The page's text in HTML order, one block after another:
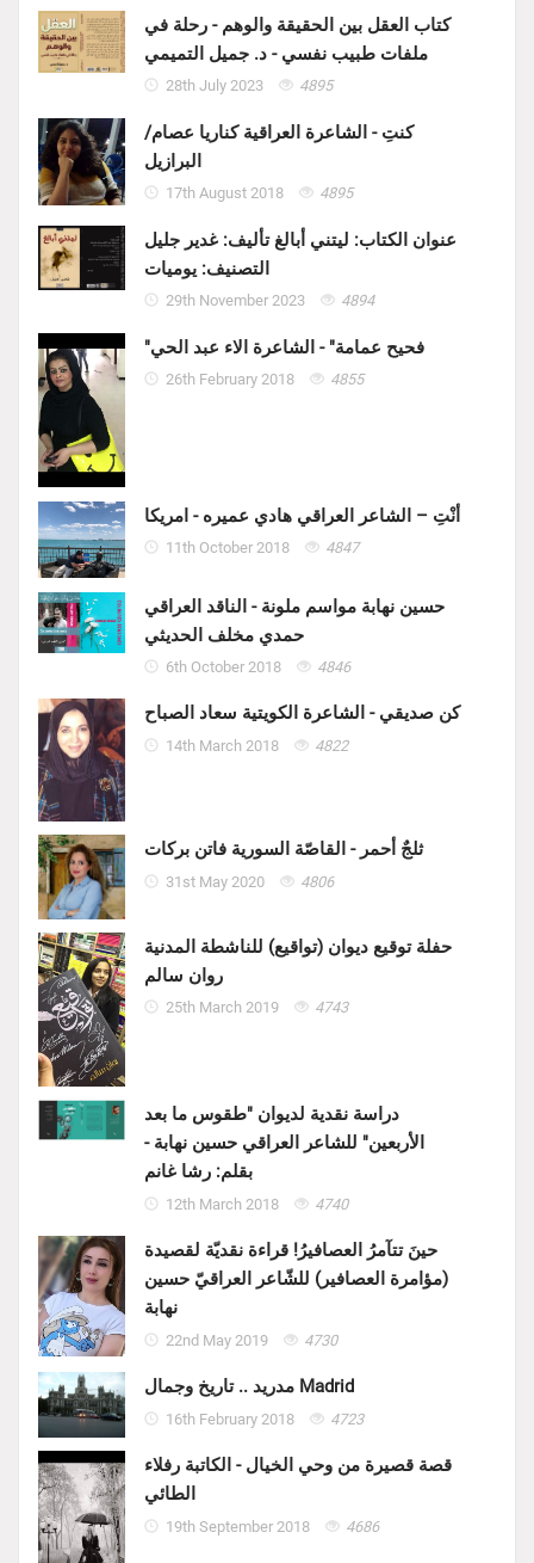
كتاب العقل بين الحقيقة والوهم - رحلة في
ملفات طبيب نفسي - د. جميل التميمي
28th July 2023 4895
كنتِ - الشاعرة العراقية كناريا عصام/
البرازيل
17th August 2018 4895
عنوان الكتاب: ليتني أبالغ تأليف: غدير جليل
التصنيف: يوميات
29th November 2023 4894
"فحيح عمامة" - الشاعرة الاء عبد الحي
26th February 2018 4855
أنْتِ – الشاعر العراقي هادي عميره - امريكا
11th October 2018 4847
حسين نهابة مواسم ملونة - الناقد العراقي
حمدي مخلف الحديثي
6th October 2018 4846
كن صديقي - الشاعرة الكويتية سعاد الصباح
14th March 2018 4822
ثلجٌ أحمر - القاصّة السورية فاتن بركات
31st May 2020 4806
حفلة توقيع ديوان (تواقيع) للناشطة المدنية
روان سالم
25th March 2019 4743
دراسة نقدية لديوان "طقوس ما بعد
الأربعين" للشاعر العراقي حسين نهابة -
بقلم: رشا غانم
12th March 2018 4740
حينَ تتآمرُ العصافيرُ! قراءة نقديّة لقصيدة
(مؤامرة العصافير) للشّاعر العراقيّ حسين
نهابة
22nd May 2019 4730
مدريد .. تاريخ وجمال Madrid
16th February 2018 4723
قصة قصيرة من وحي الخيال - الكاتبة رفلاء
الطائي
19th September 2018 4686